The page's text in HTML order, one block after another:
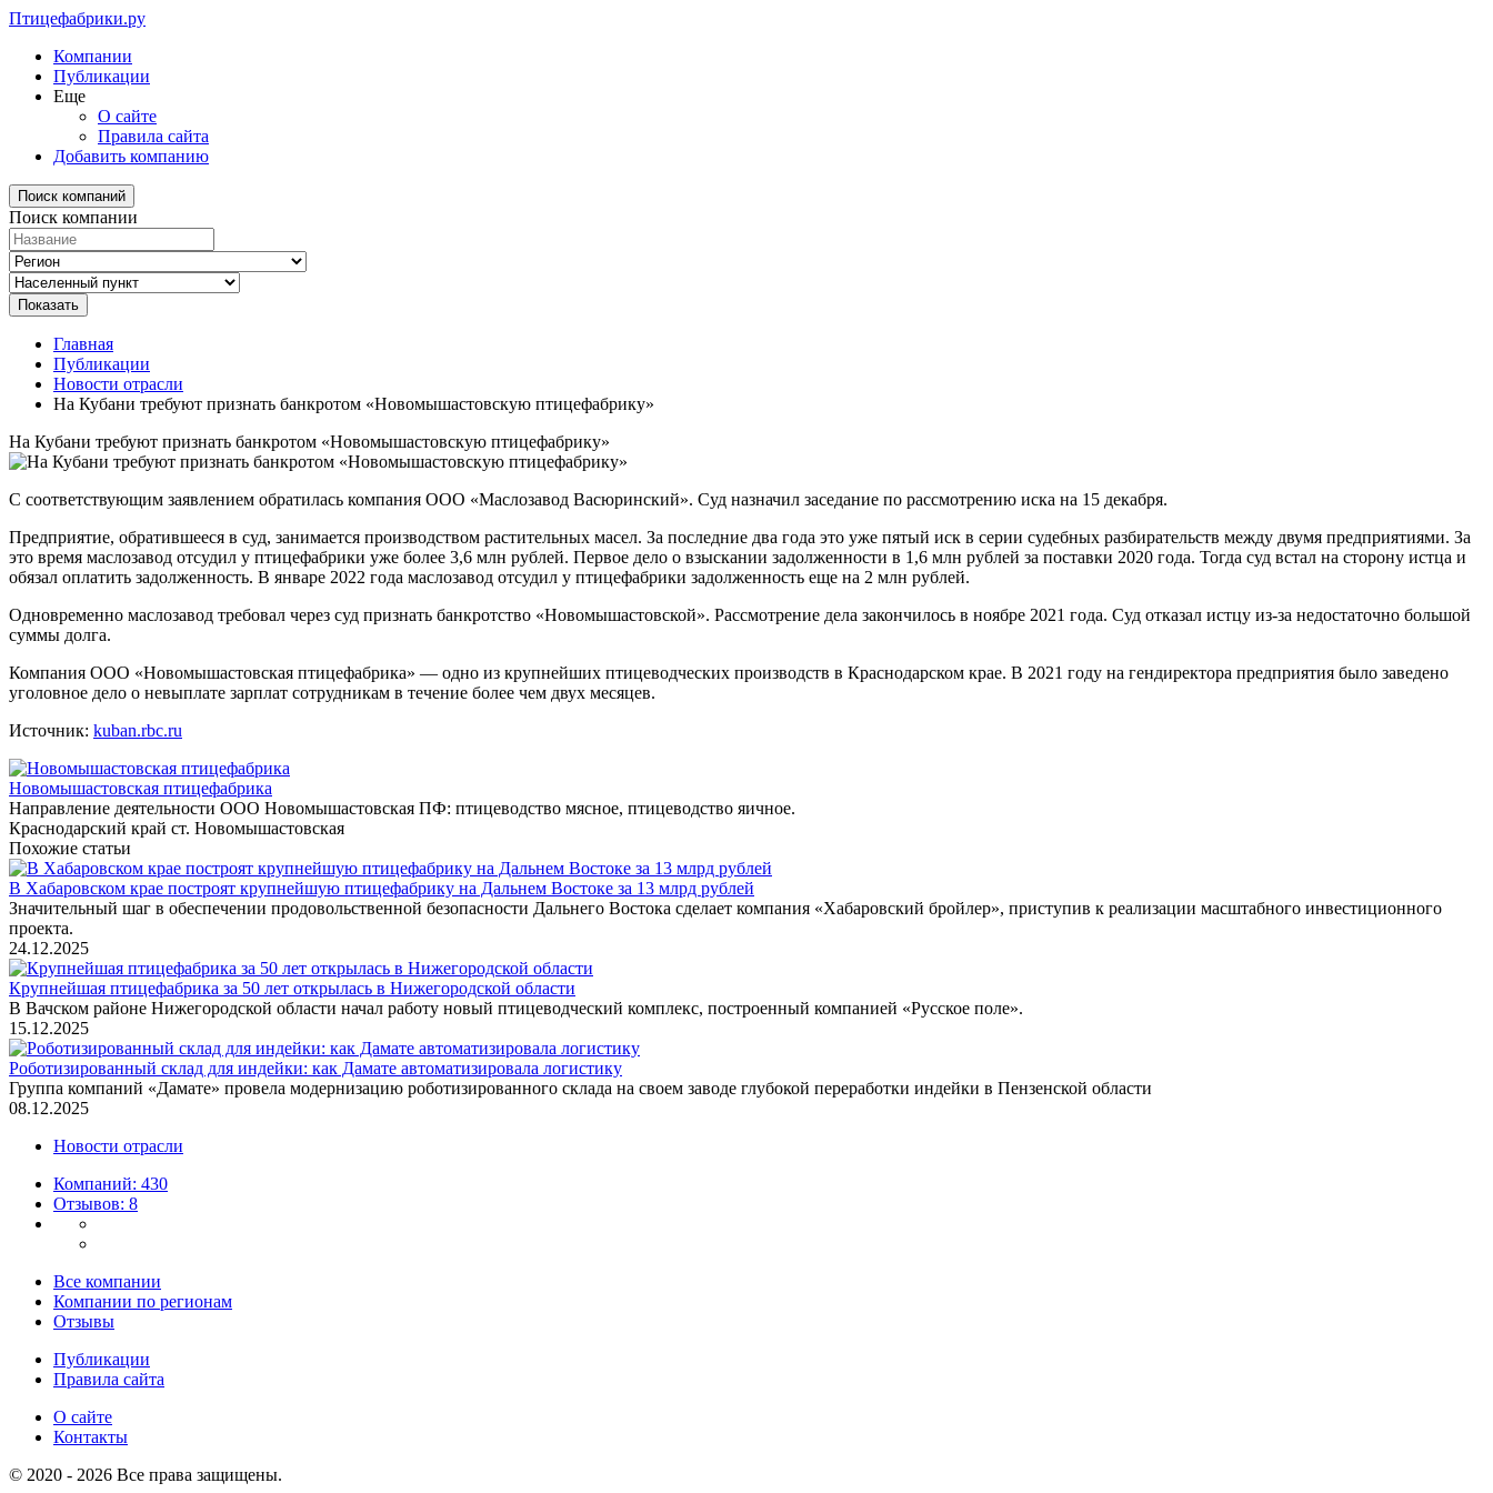
Птицефабрики.ру
Компании
Публикации
Еще
О сайте
Правила сайта
Добавить компанию
Поиск компаний
Поиск компании
Главная
Публикации
Новости отрасли
На Кубани требуют признать банкротом «Новомышастовскую птицефабрику»
На Кубани требуют признать банкротом «Новомышастовскую птицефабрику»
С соответствующим заявлением обратилась компания ООО «Маслозавод Васюринский». Суд назначил заседание по рассмотрению иска на 15 декабря.
Предприятие, обратившееся в суд, занимается производством растительных масел. За последние два года это уже пятый иск в серии судебных разбирательств между двумя предприятиями. За
это время маслозавод отсудил у птицефабрики уже более 3,6 млн рублей. Первое дело о взыскании задолженности в 1,6 млн рублей за поставки 2020 года. Тогда суд встал на сторону истца и
обязал оплатить задолженность. В январе 2022 года маслозавод отсудил у птицефабрики задолженность еще на 2 млн рублей.
Одновременно маслозавод требовал через суд признать банкротство «Новомышастовской». Рассмотрение дела закончилось в ноябре 2021 года. Суд отказал истцу из-за недостаточно большой
суммы долга.
Компания ООО «Новомышастовская птицефабрика» — одно из крупнейших птицеводческих производств в Краснодарском крае. В 2021 году на гендиректора предприятия было заведено
уголовное дело о невыплате зарплат сотрудникам в течение более чем двух месяцев.
Источник: kuban.rbc.ru
Новомышастовская птицефабрика
Направление деятельности ООО Новомышастовская ПФ: птицеводство мясное, птицеводство яичное.
Краснодарский край ст. Новомышастовская
Похожие статьи
В Хабаровском крае построят крупнейшую птицефабрику на Дальнем Востоке за 13 млрд рублей
Значительный шаг в обеспечении продовольственной безопасности Дальнего Востока сделает компания «Хабаровский бройлер», приступив к реализации масштабного инвестиционного
проекта.
24.12.2025
Крупнейшая птицефабрика за 50 лет открылась в Нижегородской области
В Вачском районе Нижегородской области начал работу новый птицеводческий комплекс, построенный компанией «Русское поле».
15.12.2025
Роботизированный склад для индейки: как Дамате автоматизировала логистику
Группа компаний «Дамате» провела модернизацию роботизированного склада на своем заводе глубокой переработки индейки в Пензенской области
08.12.2025
Новости отрасли
Компаний: 430
Отзывов: 8
Все компании
Компании по регионам
Отзывы
Публикации
Правила сайта
О сайте
Контакты
© 2020 - 2026 Все права защищены.